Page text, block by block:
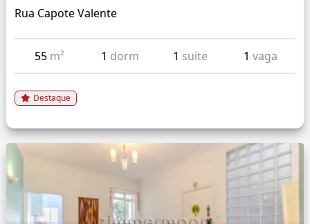
Rua Capote Valente
55 m² 1 dorm 1 suíte 1 vaga
Destaque